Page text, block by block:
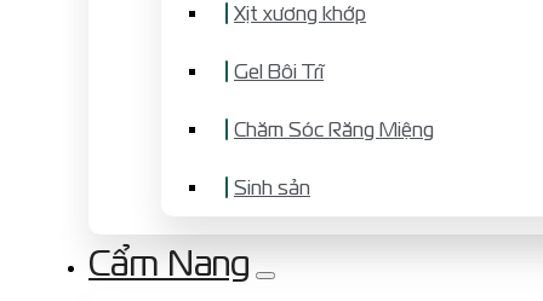
Xịt xương khớp
Gel Bôi Trĩ
Chăm Sóc Răng Miệng
Sinh sản
Cẩm Nang